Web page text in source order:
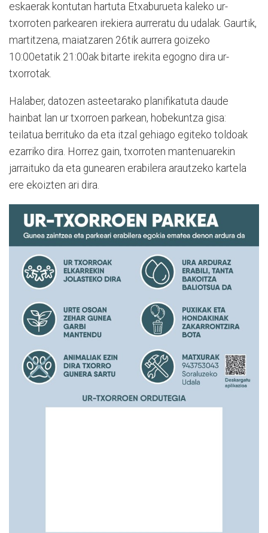
eskaerak kontutan hartuta Etxaburueta kaleko ur-
txorroten parkearen irekiera aurreratu du udalak. Gaurtik,
martitzena, maiatzaren 26tik aurrera goizeko
10:00etatik 21:00ak bitarte irekita egogno dira ur-
txorrotak.
Halaber, datozen asteetarako planifikatuta daude
hainbat lan ur txorroen parkean, hobekuntza gisa:
teilatua berrituko da eta itzal gehiago egiteko toldoak
ezarriko dira. Horrez gain, txorroten mantenuarekin
jarraituko da eta gunearen erabilera arautzeko kartela
ere ekoizten ari dira.